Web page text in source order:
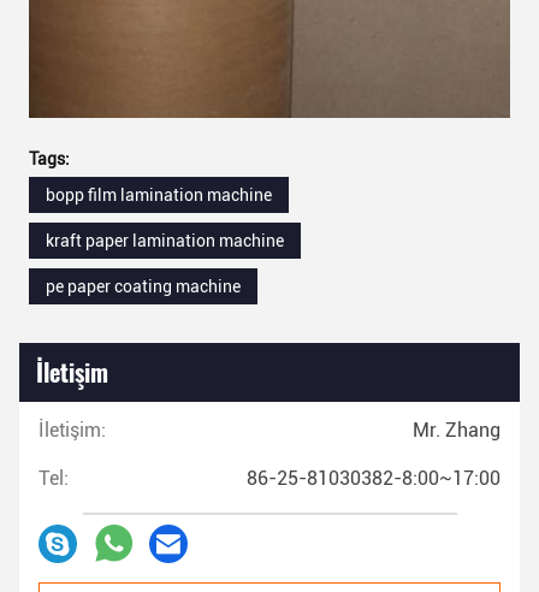
Tags:
bopp film lamination machine
kraft paper lamination machine
pe paper coating machine
İletişim
İletişim: Mr. Zhang
Tel: 86-25-81030382-8:00~17:00